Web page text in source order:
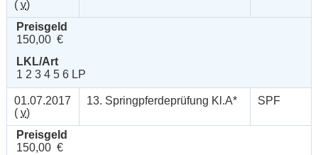
( v)
Preisgeld
150,00 €
LKL/Art
1 2 3 4 5 6 LP
01.07.2017
( v)
13. Springpferdeprüfung Kl.A* SPF
Preisgeld
150,00 €